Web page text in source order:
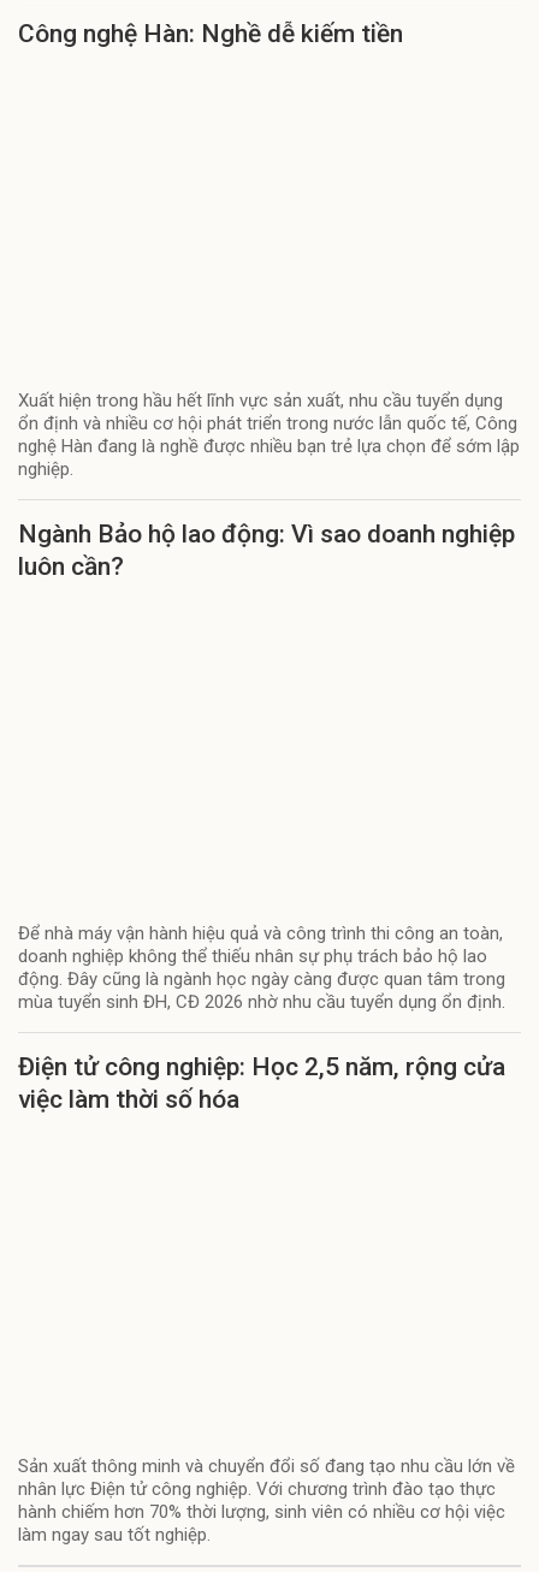
Công nghệ Hàn: Nghề dễ kiếm tiền
Xuất hiện trong hầu hết lĩnh vực sản xuất, nhu cầu tuyển dụng
ổn định và nhiều cơ hội phát triển trong nước lẫn quốc tế, Công
nghệ Hàn đang là nghề được nhiều bạn trẻ lựa chọn để sớm lập
nghiệp.
Ngành Bảo hộ lao động: Vì sao doanh nghiệp
luôn cần?
Để nhà máy vận hành hiệu quả và công trình thi công an toàn,
doanh nghiệp không thể thiếu nhân sự phụ trách bảo hộ lao
động. Đây cũng là ngành học ngày càng được quan tâm trong
mùa tuyển sinh ĐH, CĐ 2026 nhờ nhu cầu tuyển dụng ổn định.
Điện tử công nghiệp: Học 2,5 năm, rộng cửa
việc làm thời số hóa
Sản xuất thông minh và chuyển đổi số đang tạo nhu cầu lớn về
nhân lực Điện tử công nghiệp. Với chương trình đào tạo thực
hành chiếm hơn 70% thời lượng, sinh viên có nhiều cơ hội việc
làm ngay sau tốt nghiệp.